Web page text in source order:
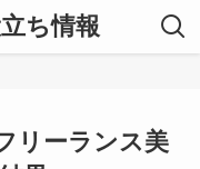
ち情報
リーランス美